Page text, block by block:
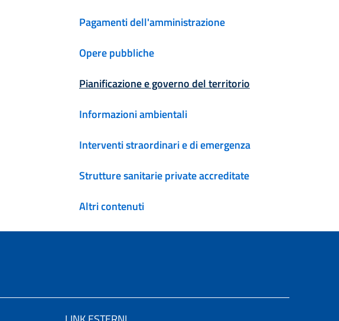
Pagamenti dell'amministrazione
Opere pubbliche
Pianificazione e governo del territorio
Informazioni ambientali
Interventi straordinari e di emergenza
Strutture sanitarie private accreditate
Altri contenuti